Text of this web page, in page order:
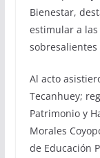
Bienestar,
estimular a
Al acto
Tecanhuey;
Patrimonio y
Morales
de Educación